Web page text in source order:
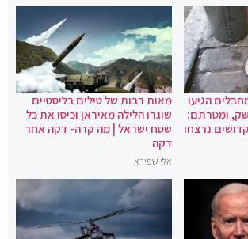
הגיעו
ומטרתם:
נרצחו
מאות רבות של טילים בליסטיים
שוגרו הלילה מאיראן וכיסו את כל
שטח ישראל | מה קרה- דקה אחר
דקה
אלי שפירא